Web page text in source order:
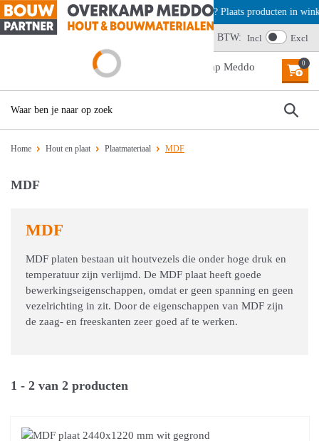
Offerte aanvragen? Plaats producten in
Wij scoren een 4,6 BTW: Incl Excl
0
Home Hout en plaat Plaatmateriaal MDF
MDF
MDF
MDF platen bestaan uit houtvezels die onder hoge druk en
temperatuur zijn verlijmd. De MDF plaat heeft goede
bewerkingseigenschappen, omdat er geen spanning en geen
vezelrichting in zit. Door de eigenschappen van MDF zijn
de zaag- en freeskanten zeer goed af te werken.
1 - 2 van 2 producten